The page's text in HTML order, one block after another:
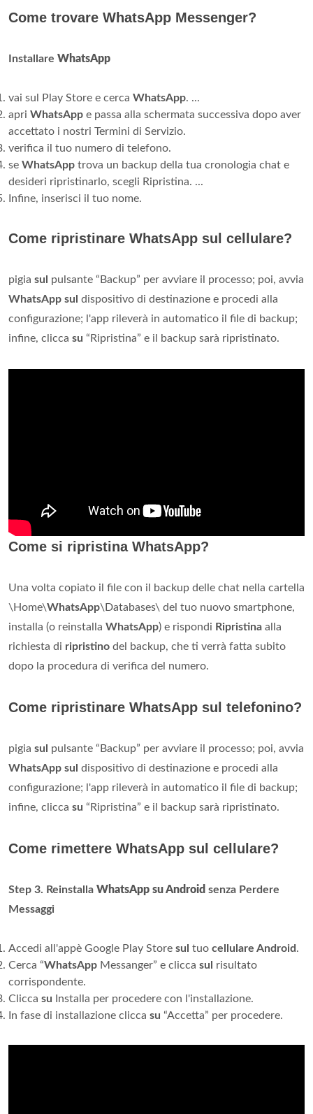
Come trovare WhatsApp Messenger?
Installare WhatsApp
vai sul Play Store e cerca WhatsApp. ...
apri WhatsApp e passa alla schermata successiva dopo aver
accettato i nostri Termini di Servizio.
verifica il tuo numero di telefono.
se WhatsApp trova un backup della tua cronologia chat e
desideri ripristinarlo, scegli Ripristina. ...
Infine, inserisci il tuo nome.
Come ripristinare WhatsApp sul cellulare?
pigia sul
pulsante “Backup” per avviare il processo; poi, avvia
WhatsApp sul dispositivo di destinazione e procedi alla
configurazione; l'app rileverà in automatico il file di backup;
infine, clicca su “Ripristina” e il backup sarà ripristinato.
Come si ripristina WhatsApp?
Una volta copiato il file con il backup delle chat nella cartella
\Home\WhatsApp\Databases\ del tuo nuovo smartphone,
installa (o reinstalla WhatsApp) e rispondi Ripristina alla
richiesta di ripristino del backup, che ti verrà fatta subito
dopo la procedura di verifica del numero.
Come ripristinare WhatsApp sul telefonino?
pigia sul
pulsante “Backup” per avviare il processo; poi, avvia
WhatsApp sul dispositivo di destinazione e procedi alla
configurazione; l'app rileverà in automatico il file di backup;
infine, clicca su “Ripristina” e il backup sarà ripristinato.
Come rimettere WhatsApp sul cellulare?
Step 3. Reinstalla WhatsApp su Android senza Perdere
Messaggi
Accedi all'appè Google Play Store sul tuo cellulare Android .
Cerca “WhatsApp Messanger” e clicca sul
risultato
corrispondente.
Clicca su Installa per procedere con l'installazione.
In fase di installazione clicca su “Accetta” per procedere.